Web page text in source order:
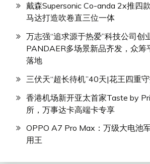
戴森Supersonic Co-anda 2x推四
马达打造吹卷直三位一体
万志强“追求源于热爱”科技公司创
PANDAER多场景新品齐发，众筹
落地
三伏天“超长待机”40天|花王四重
香港机场新开亚太首家Taste by
所，万事达卡高端卡专享
OPPO A7 Pro Max：万级大电池
用王